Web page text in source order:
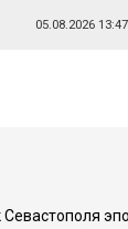
05.08.2026 13:47